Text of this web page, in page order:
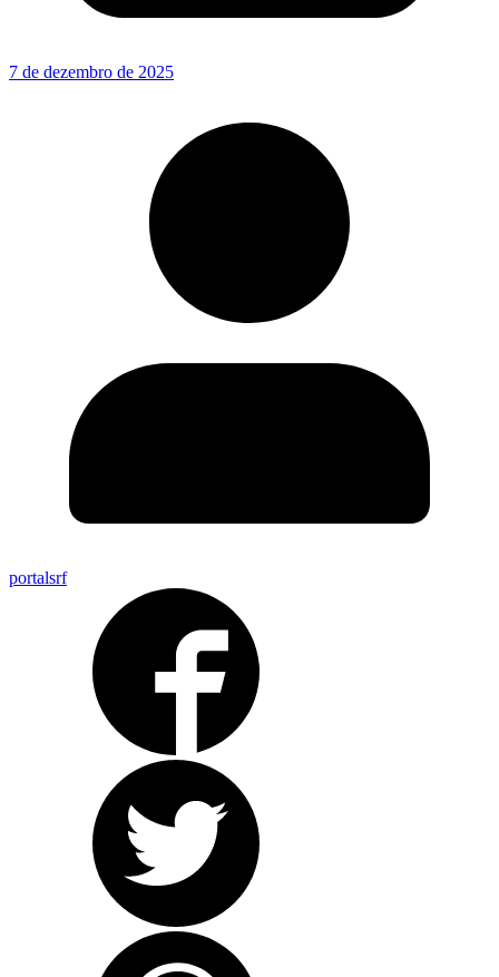
7 de dezembro de 2025
portalsrf